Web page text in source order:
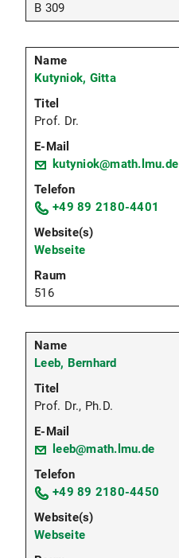
B 309
Kutyniok, Gitta
Prof. Dr.
kutyniok@math.lmu.de
+49 89 2180-4401
Webseite
516
Leeb, Bernhard
Prof. Dr., Ph.D.
leeb@math.lmu.de
+49 89 2180-4450
Webseite